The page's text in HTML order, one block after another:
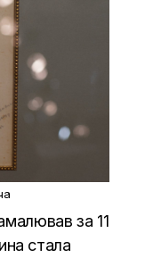
за 11
стала